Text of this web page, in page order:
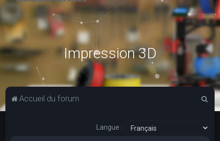
Impression 3D
Accueil du forum
Langue :